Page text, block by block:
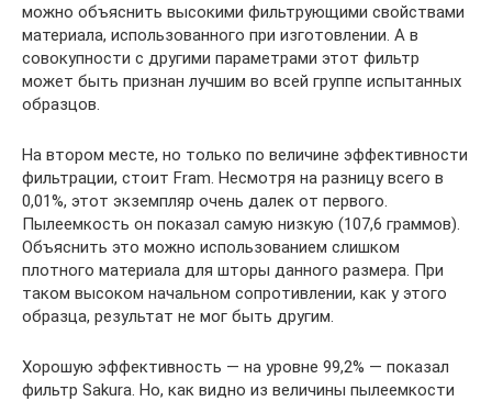
можно объяснить высокими фильтрующими свойствами
материала, использованного при изготовлении. А в
совокупности с другими параметрами этот фильтр
может быть признан лучшим во всей группе испытанных
образцов.
На втором месте, но только по величине эффективности
фильтрации, стоит Fram. Несмотря на разницу всего в
0,01%, этот экземпляр очень далек от первого.
Пылеемкость он показал самую низкую (107,6 граммов).
Объяснить это можно использованием слишком
плотного материала для шторы данного размера. При
таком высоком начальном сопротивлении, как у этого
образца, результат не мог быть другим.
Хорошую эффективность — на уровне 99,2% — показал
фильтр Sakura. Но, как видно из величины пылеемкости